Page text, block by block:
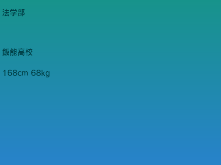
法学部
飯能高校
168cm 68kg